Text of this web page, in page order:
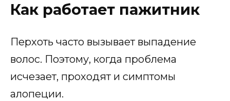
Как работает пажитник
Перхоть часто вызывает выпадение
волос. Поэтому, когда проблема
исчезает, проходят и симптомы
алопеции.